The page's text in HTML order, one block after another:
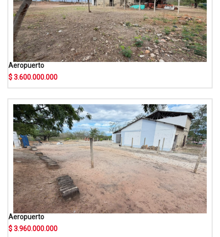
Aeropuerto
$ 3.600.000.000
Aeropuerto
$ 3.960.000.000